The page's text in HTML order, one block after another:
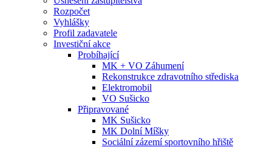
Rozpočet
Vyhlášky
Profil zadavatele
Investiční akce
Probíhající
MK + VO Záhumení
Rekonstrukce zdravotního střediska
Elektromobil
VO Sušicko
Připravované
MK Sušicko
MK Dolní Míšky
Sociální zázemí sportovního hřiště